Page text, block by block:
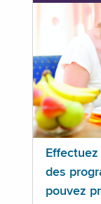
des
pouvez